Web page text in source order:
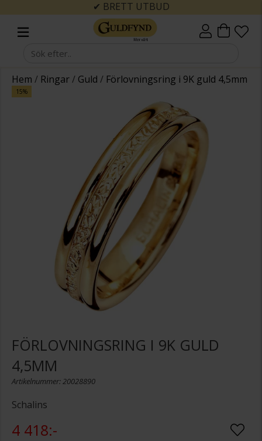
✔ BRETT UTBUD
Hem / Ringar/ Guld / Förlovningsring i 9K guld 4,5mm
15%
FÖRLOVNINGSRING I 9K GULD
4,5MM
Artikelnummer: 20028890
Schalins
4 418:-